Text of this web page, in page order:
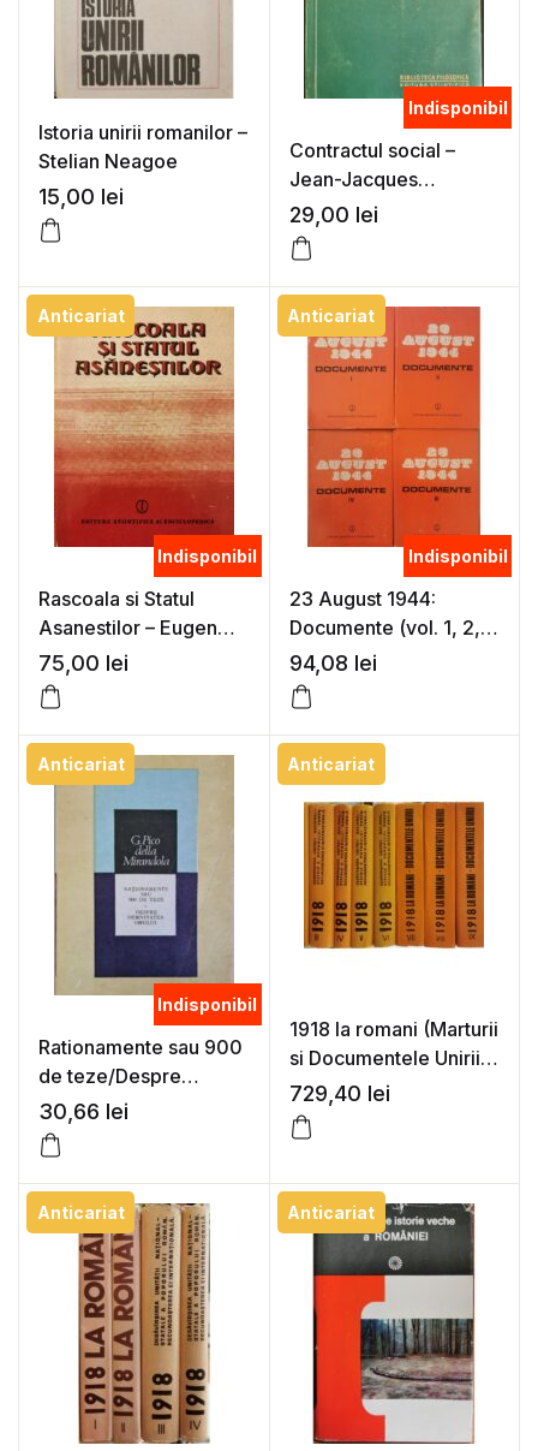
Istoria unirii romanilor –
Stelian Neagoe
15,00 lei
Indisponibil
Contractul social –
Jean-Jacques
Rousseau
29,00 lei
Anticariat
Indisponibil
Rascoala si Statul
Asanestilor – Eugen
Stanescu (coord.)
75,00 lei
Anticariat
Indisponibil
23 August 1944:
Documente (vol. 1, 2,
3, 4) – Ion Ardeleanu,
Vasile Arimia, Mircea
Musat (coord.)
94,08 lei
Anticariat
Indisponibil
Rationamente sau 900
de teze/Despre
demnitatea omului –
Giovanni Pico della
Mirandola
30,66 lei
Anticariat
1918 la romani (Marturii
si Documentele Unirii),
vol. 1 – 10 – Colectiv de
autori
729,40 lei
Anticariat Anticariat